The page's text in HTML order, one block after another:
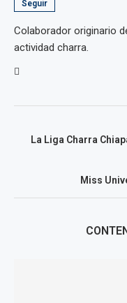
Seguir
Colaborador originario
actividad charra.
La Liga Charra
Miss